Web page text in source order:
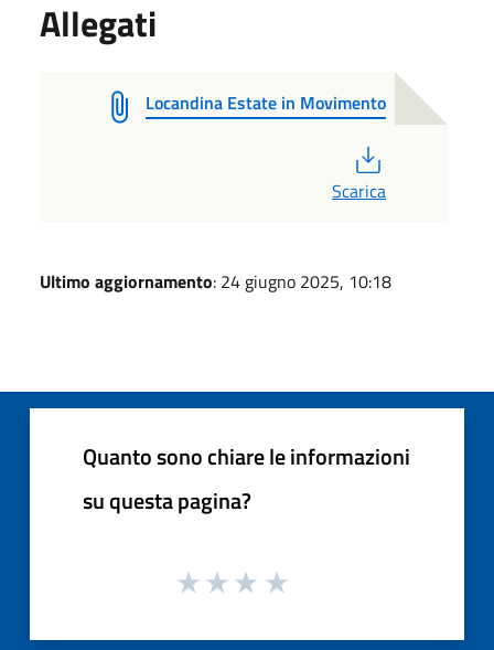
Allegati
Locandina Estate in Movimento
Scarica
Ultimo aggiornamento: 24 giugno 2025, 10:18
Quanto sono chiare le informazioni
su questa pagina?